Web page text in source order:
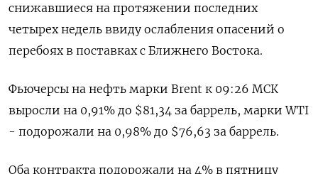
снижавшиеся на протяжении последних
четырех недель ввиду ослабления опасений о
перебоях в поставках с Ближнего Востока.
Фьючерсы на нефть марки Brent к 09:26 МСК
выросли на 0,91% до $81,34 за баррель, марки WTI
- подорожали на 0,98% до $76,63 за баррель.
Оба контракта подорожали на 4% в пятницу